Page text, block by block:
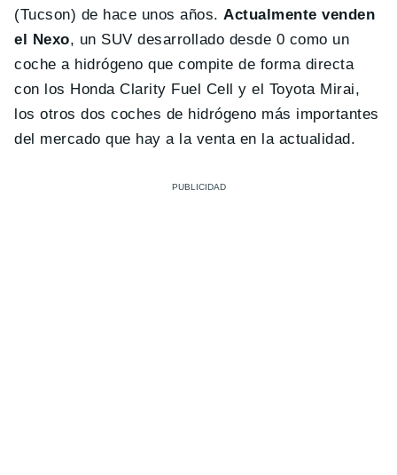
(Tucson) de hace unos años.Actualmente venden
el Nexo, un SUV desarrollado desde 0 como un
coche a hidrógeno que compite de forma directa
con los Honda Clarity Fuel Cell y el Toyota Mirai,
los otros dos coches de hidrógeno más importantes
del mercado que hay a la venta en la actualidad.